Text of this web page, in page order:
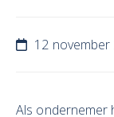
12 november
Als ondernemer